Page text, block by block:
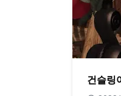
건슬링